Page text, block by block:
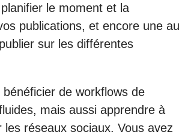
le moment et la
publications, et encore une au
sur les différentes
de workflows de
mais aussi apprendre à
les réseaux sociaux. Vous avez